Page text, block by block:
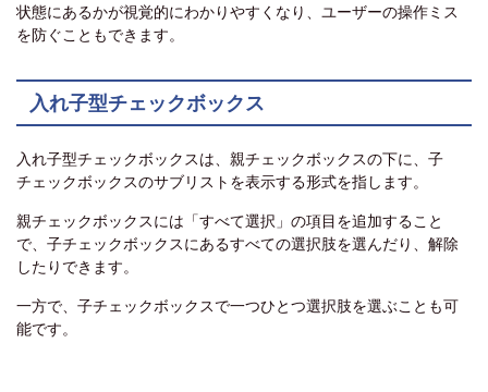
状態にあるかが視覚的にわかりやすくなり、ユーザーの操作ミス
を防ぐこともできます。
入れ子型チェックボックス
入れ子型チェックボックスは、親チェックボックスの下に、子
チェックボックスのサブリストを表示する形式を指します。
親チェックボックスには「すべて選択」の項目を追加すること
で、子チェックボックスにあるすべての選択肢を選んだり、解除
したりできます。
一方で、子チェックボックスで一つひとつ選択肢を選ぶことも可
能です。